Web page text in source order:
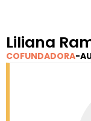
Liliana
COFUNDADORA-